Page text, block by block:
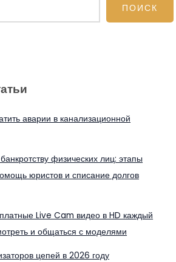
ПОИСК
аварии в канализационной
физических лиц: этапы
юристов и списание долгов
Live Cam видео в HD каждый
и общаться с моделями
цепей в 2026 году